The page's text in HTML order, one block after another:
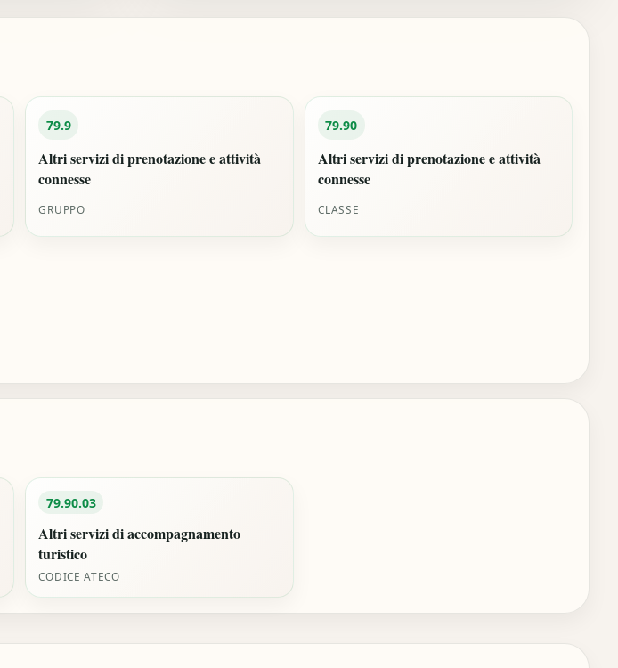
79.9
Altri servizi di prenotazione e attività
connesse
GRUPPO
79.90
Altri servizi di prenotazione e attività
connesse
CLASSE
79.90.03
Altri servizi di accompagnamento
turistico
CODICE ATECO